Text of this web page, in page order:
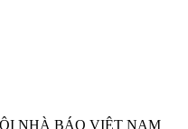
NHÀ BÁO VIỆT NAM